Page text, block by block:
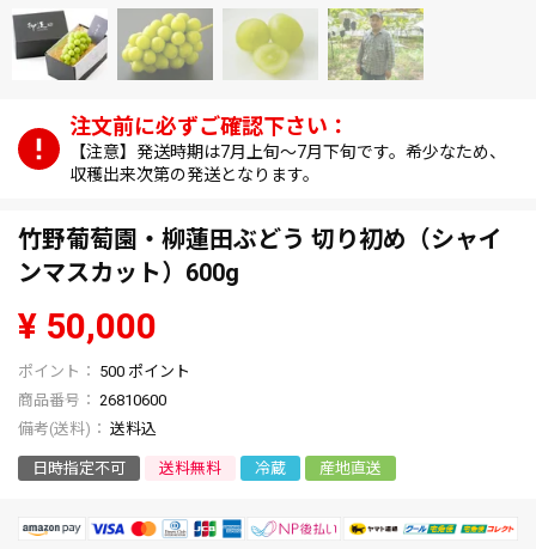
【注意】発送時期は7月上旬～7月下旬です。希少なため、
収穫出来次第の発送となります。
竹野葡萄園・柳蓮田ぶどう 切り初め（シャイ
ンマスカット）600g
¥ 50,000
500 ポイント
商品番号
26810600
送料込
日時指定不可 送料無料 冷蔵 産地直送